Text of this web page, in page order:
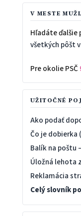
V MESTE
Hľadáte ďalšie
všetkých pôšt
Pre okolie PSČ
UŽITOČNÉ
Ako podať
Čo je dobierka
Balík na poštu
Úložná lehota
Reklamácia
Celý slovník